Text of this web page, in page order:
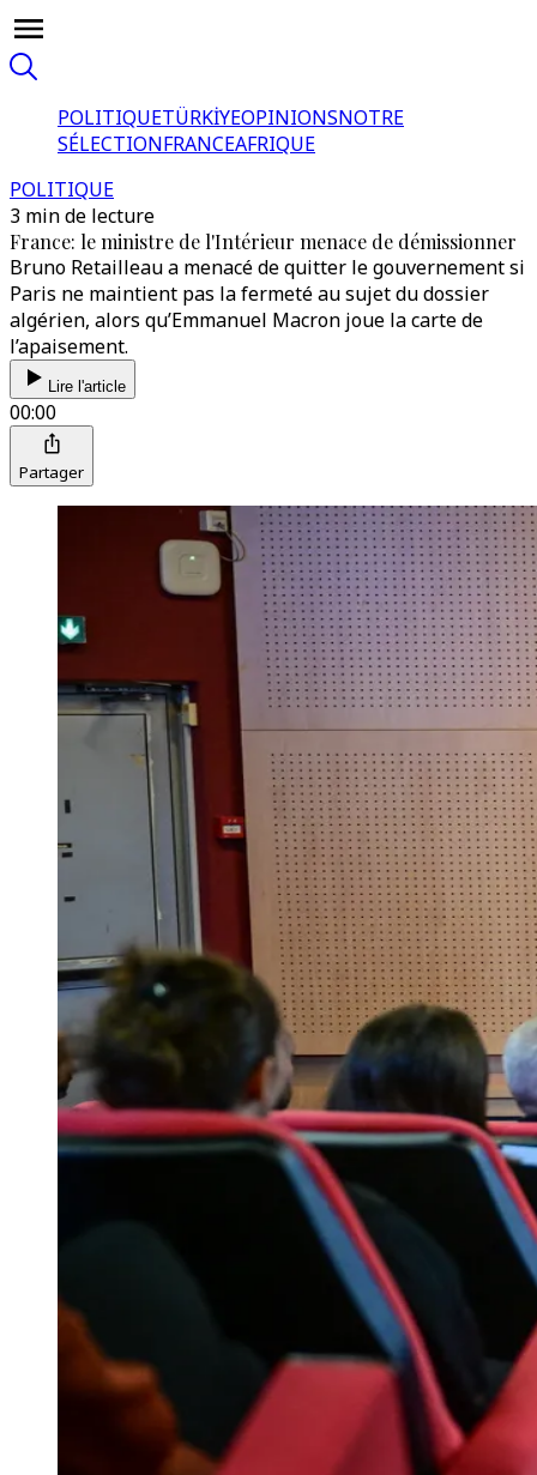
POLITIQUETÜRKİYEOPINIONSNOTRE
SÉLECTIONFRANCEAFRIQUE
POLITIQUE
3 min de lecture
France: le ministre de l'Intérieur menace de démissionner
Bruno Retailleau a menacé de quitter le gouvernement si
Paris ne maintient pas la fermeté au sujet du dossier
algérien, alors qu’Emmanuel Macron joue la carte de
l’apaisement.
Lire l'article
00:00
Partager